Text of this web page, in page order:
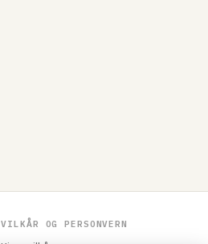
VILKÅR OG PERSONVERN